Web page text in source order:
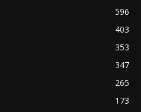
596
403
353
347
265
173